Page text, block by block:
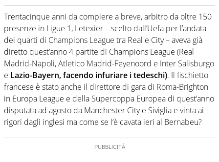
Nella sua carriera ha seguito numerose manifestazioni
sportive e collaborato con agenzie e testate. Esperienza,
competenza, conoscenza e memoria storica. Si occupa
prevalentemente di calcio
Trentacinque anni da compiere a breve, arbitro da oltre 150
presenze in Ligue 1, Letexier – scelto dall’Uefa per l’andata
dei quarti di Champions League tra Real e City – aveva già
diretto quest’anno 4 partite di Champions League (Real
Madrid-Napoli, Atletico Madrid-Feyenoord e Inter Salisburgo
e Lazio-Bayern, facendo infuriare i tedeschi). Il fischietto
francese è stato anche il direttore di gara di Roma-Brighton
in Europa League e della Supercoppa Europea di quest’anno
disputata ad agosto da Manchester City e Siviglia e vinta ai
rigori dagli inglesi ma come se l’è cavata ieri al Bernabeu?